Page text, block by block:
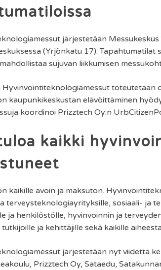
järjestetään Messukeskus
(Yrjönkatu 17). Tapahtumatilat
sujuvan liikkumisen
Hyvinvointiteknologiamessut toteutetaan
kaupunkikeskustan elävöittäminen
koordinoi Prizztech Oy:n
kaikki
kaikille avoin ja maksuton.
terveysteknologiayrityksille, sosiaali- ja
ja henkilöstölle, hyvinvoinnin ja
ja kehittäjille sekä kaikille
järjestetään nyt viidettä
Prizztech Oy, Sataedu,